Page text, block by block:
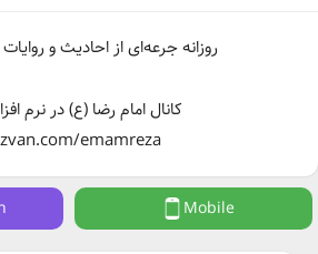
روزانه جرعه‌ای از احادیث و
کانال امام رضا (ع) در نرم
emamreza
Mobile